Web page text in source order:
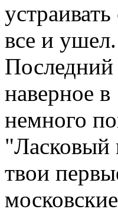
все и
наверное
немного
твои